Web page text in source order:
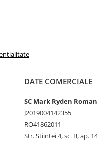
DATE COMERCIALE
SC Mark Ryden
J2019004142355
RO41862011
Str. Stiintei 4, sc. B, ap. 14